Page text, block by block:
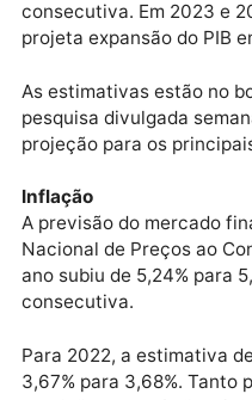
Para o próximo ano, a
PIB caiu de 2,30% para
consecutiva. Em 2023
As estimativas estão
pesquisa divulgada
projeção para os
Inflação
A previsão do